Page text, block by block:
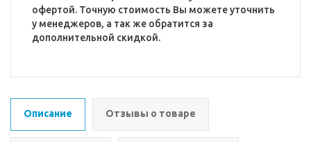
офертой. Точную стоимость Вы можете уточнить
у менеджеров, а так же обратится за
дополнительной скидкой.
Описание Отзывы о товаре